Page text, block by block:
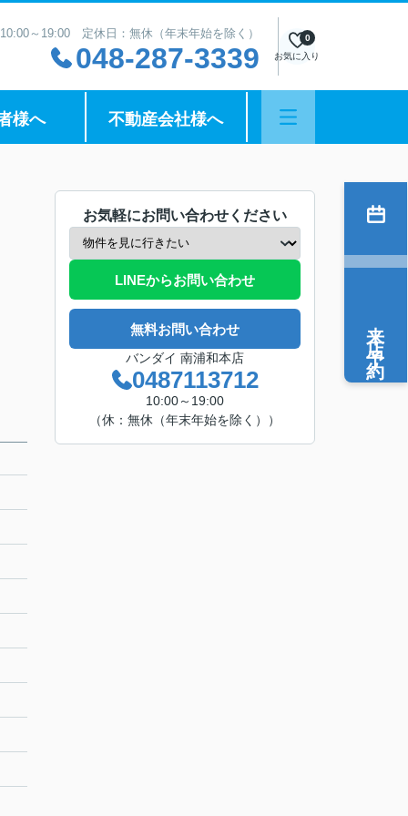
～19:00 定休日：無休（年末年始を除く）
048-287-3339 お気に入り
0
様へ 不動産会社様へ
お気軽にお問い合わせください
LINEからお問い合わせ
無料お問い合わせ
バンダイ 南浦和本店
0487113712
10:00～19:00
（休：無休（年末年始を除く））
来店予約